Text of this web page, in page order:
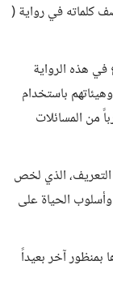
كلماته في رواية (
في هذه الرواية
باستخدام
من المسائلات
الذي لخص
الحياة على
بمنظور آخر بعيداً